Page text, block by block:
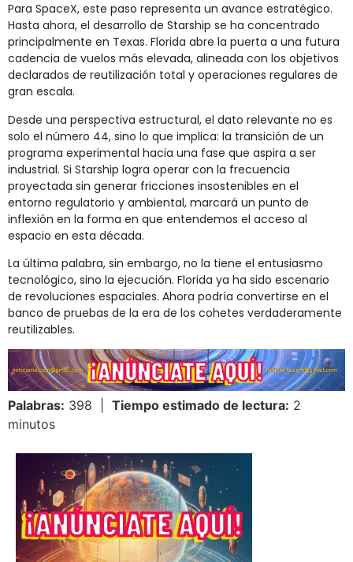
Para SpaceX, este paso representa un avance estratégico.
Hasta ahora, el desarrollo de Starship se ha concentrado
principalmente en Texas. Florida abre la puerta a una futura
cadencia de vuelos más elevada, alineada con los objetivos
declarados de reutilización total y operaciones regulares de
gran escala.
Desde una perspectiva estructural, el dato relevante no es
solo el número 44, sino lo que implica: la transición de un
programa experimental hacia una fase que aspira a ser
industrial. Si Starship logra operar con la frecuencia
proyectada sin generar fricciones insostenibles en el
entorno regulatorio y ambiental, marcará un punto de
inflexión en la forma en que entendemos el acceso al
espacio en esta década.
La última palabra, sin embargo, no la tiene el entusiasmo
tecnológico, sino la ejecución. Florida ya ha sido escenario
de revoluciones espaciales. Ahora podría convertirse en el
banco de pruebas de la era de los cohetes verdaderamente
reutilizables.
Palabras: 398 | Tiempo estimado de lectura: 2
minutos